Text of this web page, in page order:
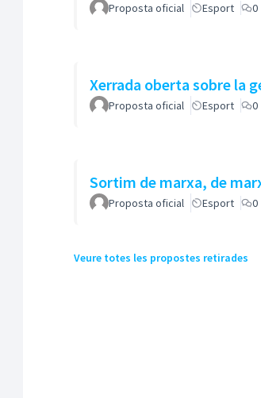
Proposta oficial Esport 0
Xerrada oberta sobre la
Proposta oficial Esport 0
Sortim de marxa, de
Proposta oficial Esport 0
Veure totes les propostes retirades